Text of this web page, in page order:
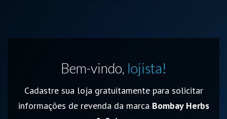
Bem-vindo, lojista!
Cadastre sua loja gratuitamente para solicitar
informações de revenda da marca Bombay Herbs